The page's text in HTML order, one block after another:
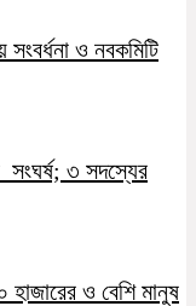
সংবর্ধনা ও নবকমিটি
সংঘর্ষ; ৩ সদস্যের
ও বেশি মানুষ